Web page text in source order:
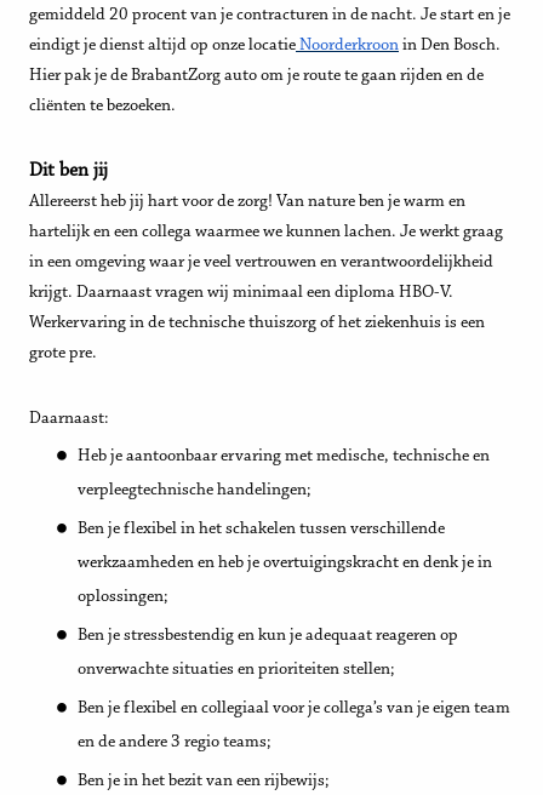
gemiddeld 20 procent van je contracturen in de nacht. Je start en je
eindigt je dienst altijd op onze locatie Noorderkroon in Den Bosch.
Hier pak je de BrabantZorg auto om je route te gaan rijden en de
cliënten te bezoeken.
Dit ben jij
Allereerst heb jij hart voor de zorg! Van nature ben je warm en
hartelijk en een collega waarmee we kunnen lachen. Je werkt graag
in een omgeving waar je veel vertrouwen en verantwoordelijkheid
krijgt. Daarnaast vragen wij minimaal een diploma HBO-V.
Werkervaring in de technische thuiszorg of het ziekenhuis is een
grote pre.
Daarnaast:
Heb je aantoonbaar ervaring met medische, technische en
verpleegtechnische handelingen;
Ben je flexibel in het schakelen tussen verschillende
werkzaamheden en heb je overtuigingskracht en denk je in
oplossingen;
Ben je stressbestendig en kun je adequaat reageren op
onverwachte situaties en prioriteiten stellen;
Ben je flexibel en collegiaal voor je collega’s van je eigen team
en de andere 3 regio teams;
Ben je in het bezit van een rijbewijs;